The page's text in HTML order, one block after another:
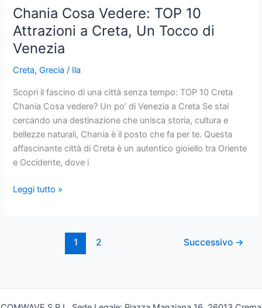
Un’Esperienza
Magica
tra
Sabbia
e
Mare
Cristallino
Chania Cosa Vedere: TOP 10
Attrazioni a Creta, Un Tocco di
Venezia
Creta,Grecia / Ila
Scopri il fascino di una città senza tempo: TOP 10 Creta
Chania Cosa vedere? Un po’ di Venezia a Creta Se stai
cercando una destinazione che unisca storia, cultura e
bellezze naturali, Chania è il posto che fa per te. Questa
affascinante città di Creta è un autentico gioiello tra Oriente
e Occidente, dove i
Chania
Creta,
Leggi tutto »
1 2 Successivo →